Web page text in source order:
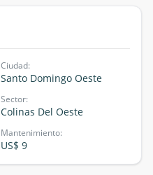
Ciudad:
Santo Domingo Oeste
Sector:
Colinas Del Oeste
Mantenimiento:
US$ 9